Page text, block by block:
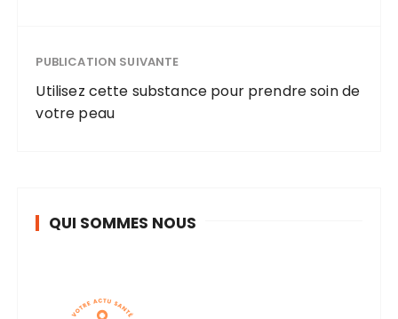
PUBLICATION SUIVANTE
Utilisez cette substance pour prendre soin de
votre peau
QUI SOMMES NOUS